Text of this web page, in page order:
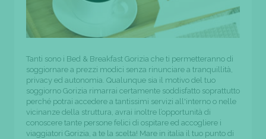
Tanti sono i Bed & Breakfast Gorizia che ti permetteranno di
soggiornare a prezzi modici senza rinunciare a tranquillità,
privacy ed autonomia. Qualunque sia il motivo del tuo
soggiorno Gorizia rimarrai certamente soddisfatto soprattutto
perché potrai accedere a tantissimi servizi all'interno o nelle
vicinanze della struttura, avrai inoltre l’opportunità di
conoscere tante persone felici di ospitare ed accogliere i
viaggiatori Gorizia, a te la scelta! Mare in italia il tuo punto di